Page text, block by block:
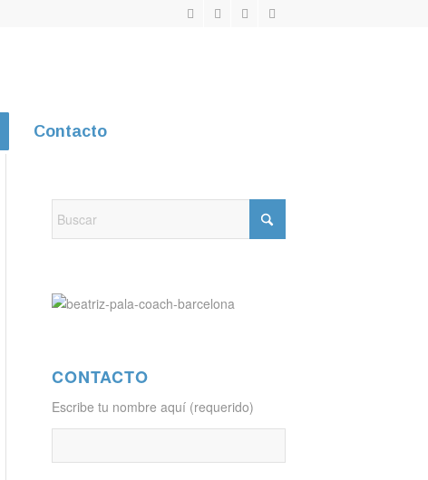
Contacto
CONTACTO
Escribe tu nombre aquí (requerido)